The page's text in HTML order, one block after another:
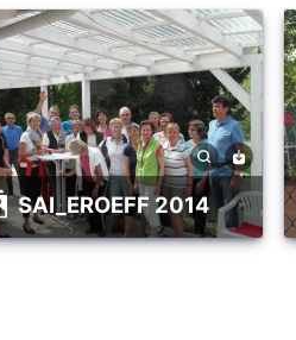
SAI_EROEFF 2014